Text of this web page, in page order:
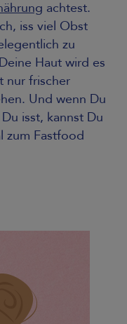
achtest.
iss viel Obst
zu
Haut wird es
nur frischer
Und wenn Du
isst, kannst Du
zum Fastfood